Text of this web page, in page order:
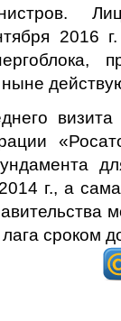
2016
ныне
г., а
сроком